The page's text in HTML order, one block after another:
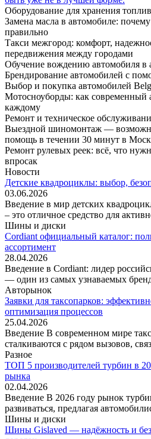
Оборудование для хранения
Замена масла в автомобиле:
правильно
Такси межгород: комфорт,
передвижения между городами
Обучение вождению автомобиля в
Брендирование автомобилей с
Выбор и покупка автомобилей
Мотосноуборды: как современный
каждому
Ремонт и техническое
Выездной шиномонтаж —
помощь в течении 30 минут в
Ремонт рулевых реек: всё, что
впросак
Новости
Детские квадроциклы: выбор,
03.06.2026
Введение в мир детских
– это отличное средство для
Шины и диски
Cordiant официальный каталог:
ассортимент
28.04.2026
Введение в Cordiant: лидер
— один из самых узнаваемых
Авторынок
Заявки для таксопарков:
оптимизация процессов
25.04.2026
Введение В современном мире
сталкиваются с рядом вызовов,
Разное
ТОП 5 производителей турбин в
рынка
02.04.2026
Введение В 2026 году рынок
развиваться, предлагая
Шины и диски
Шины Gislaved — надёжность и